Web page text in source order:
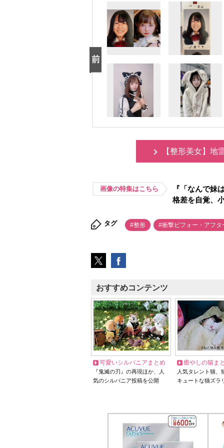
【整形美女】地
画像の特集はこちら
『「なんで妹
格差を自覚、
タグ #整形 #衝撃ビフォー・アフタ
おすすめコンテンツ
可愛いシルバニアまとめ
『鬼滅の刃』の再現ほか、人
気のシルバニア投稿を公開
癒やしの猫ま
人気タレント猫
キュートな猫ズラ